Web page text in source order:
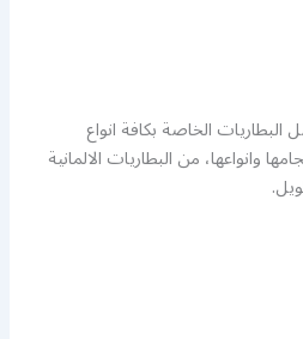
الخاصة بكافة انواع
وانواعها، من البطاريات الالمانية